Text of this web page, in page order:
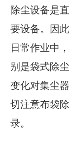
除尘设备是
要设备。因
日常作业中
别是袋式除
变化对集尘
切注意布袋
录。